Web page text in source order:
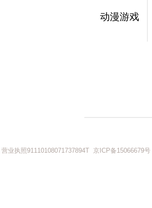
动漫游戏
营业执照91110108071737894T 京ICP备15066679号